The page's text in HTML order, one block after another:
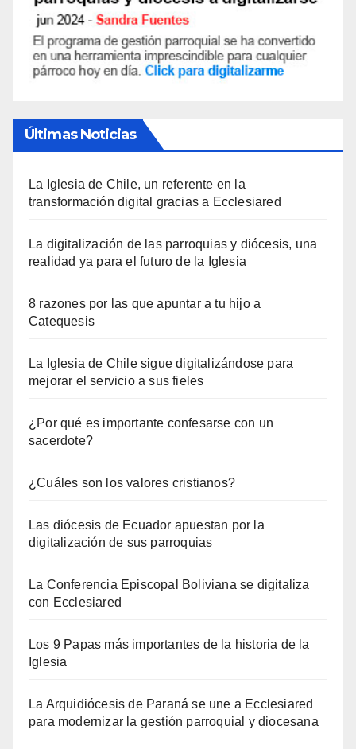
Últimas Noticias
La Iglesia de Chile, un referente en la
transformación digital gracias a Ecclesiared
La digitalización de las parroquias y diócesis, una
realidad ya para el futuro de la Iglesia
8 razones por las que apuntar a tu hijo a
Catequesis
La Iglesia de Chile sigue digitalizándose para
mejorar el servicio a sus fieles
¿Por qué es importante confesarse con un
sacerdote?
¿Cuáles son los valores cristianos?
Las diócesis de Ecuador apuestan por la
digitalización de sus parroquias
La Conferencia Episcopal Boliviana se digitaliza
con Ecclesiared
Los 9 Papas más importantes de la historia de la
Iglesia
La Arquidiócesis de Paraná se une a Ecclesiared
para modernizar la gestión parroquial y diocesana